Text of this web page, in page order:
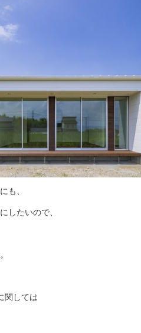
も、
したいので、
関しては